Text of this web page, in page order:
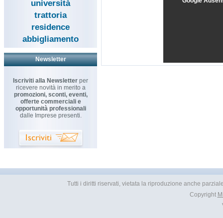
università
trattoria
residence
abbigliamento
Newsletter
Iscriviti alla Newsletter per
ricevere novità in merito a
promozioni, sconti, eventi,
offerte commerciali e
opportunità professionali
dalle Imprese presenti.
Tutti i diritti riservati, vietata la riproduzione anche
Copyright